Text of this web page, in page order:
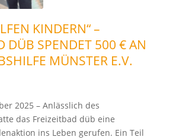
KINDERN“ –
DÜB SPENDET 500 € AN
MÜNSTER E.V.
2025 – Anlässlich des
das Freizeitbad düb eine
ins Leben gerufen. Ein Teil